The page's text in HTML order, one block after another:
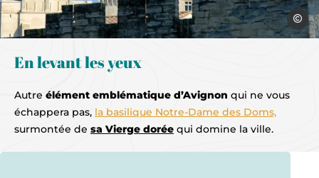
Sylvie
En levant les yeux
Autre élément emblématique d’Avignon qui ne vous
échappera pas, la basilique Notre-Dame des Doms,
surmontée de sa Vierge dorée qui domine la ville.